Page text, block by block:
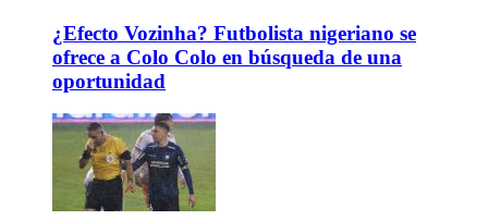
¿Efecto Vozinha? Futbolista nigeriano se
ofrece a Colo Colo en búsqueda de una
oportunidad